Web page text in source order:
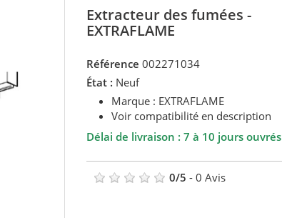
Extracteur des fumées -
EXTRAFLAME
Référence 002271034
État : Neuf
Marque : EXTRAFLAME
Voir compatibilité en description
Délai de livraison : 7 à 10 jours ouvrés
0/5 - 0 Avis